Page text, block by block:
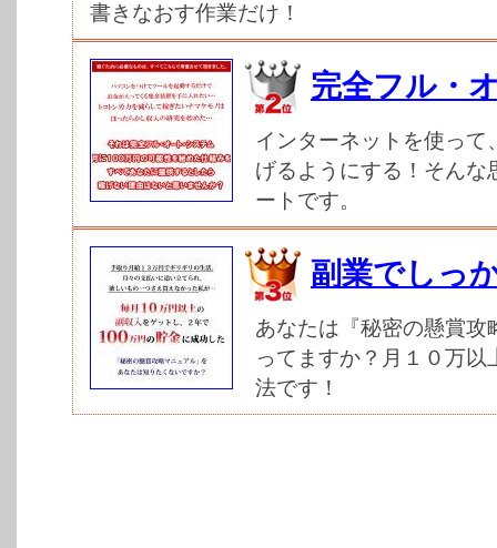
書きなおす作業だけ！
完全フル・
インターネットを使って
げるようにする！そんな
ートです。
副業でしっ
あなたは『秘密の懸賞攻
ってますか？月１０万以
法です！